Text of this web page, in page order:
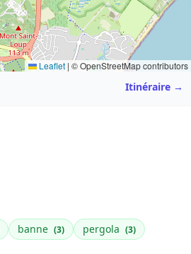
Leaflet | © OpenStreetMap contributors
Itinéraire →
banne (3) pergola (3)